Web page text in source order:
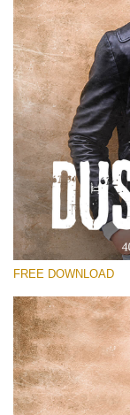
Free
Small 800*533px
Dust Effect
(40 Overlays)
Entire
(1783 Overlays)
Large
FREE DOWNLOAD